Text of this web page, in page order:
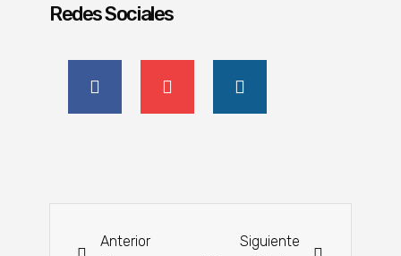
Redes Sociales
Anterior Siguiente